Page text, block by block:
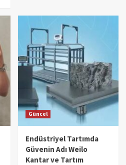
Güncel
Endüstriyel Tartımda
Güvenin Adı Weilo
Kantar ve Tartım